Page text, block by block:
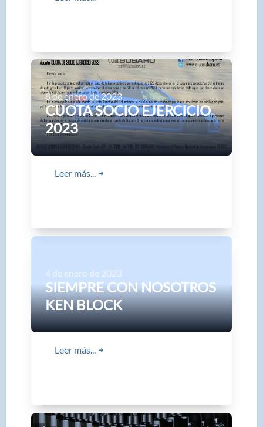
CUOTA SOCIO EJERCICIO
2023
8 de enero de 2023
Leer más... ➜
SIEMPRE CON NOSOTROS
KEN BLOCK
4 de enero de 2023
Leer más... ➜